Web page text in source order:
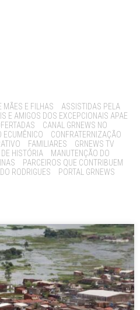
MÃES E FILHAS
ASSISTIDAS PELA
E AMIGOS DOS EXCEPCIONAIS APAE
CANAL GRNEWS NO
ECUMÊNICO
CONFRATERNIZAÇÃO
FAMILIARES
GRNEWS TV
HISTÓRIA
MANUTENÇÃO DO
PARCEIROS QUE CONTRIBUEM
RODRIGUES
PORTAL GRNEWS